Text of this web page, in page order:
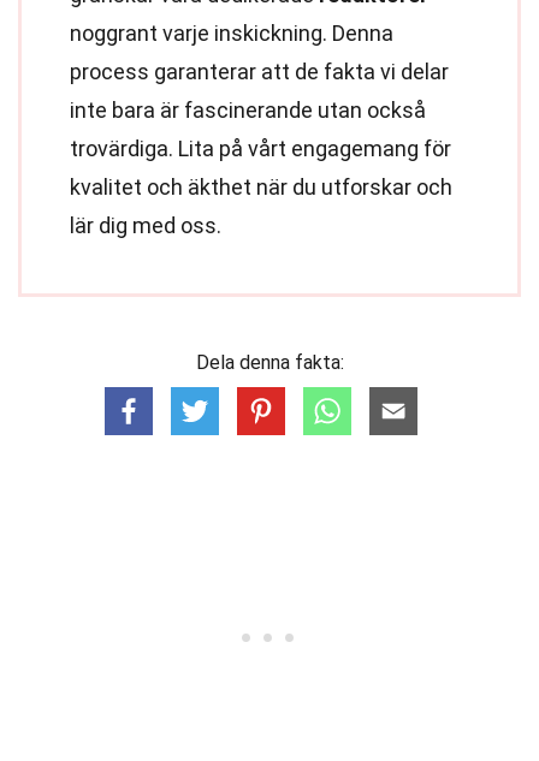
noggrant varje inskickning. Denna
process garanterar att de fakta vi delar
inte bara är fascinerande utan också
trovärdiga. Lita på vårt engagemang för
kvalitet och äkthet när du utforskar och
lär dig med oss.
Dela denna fakta: